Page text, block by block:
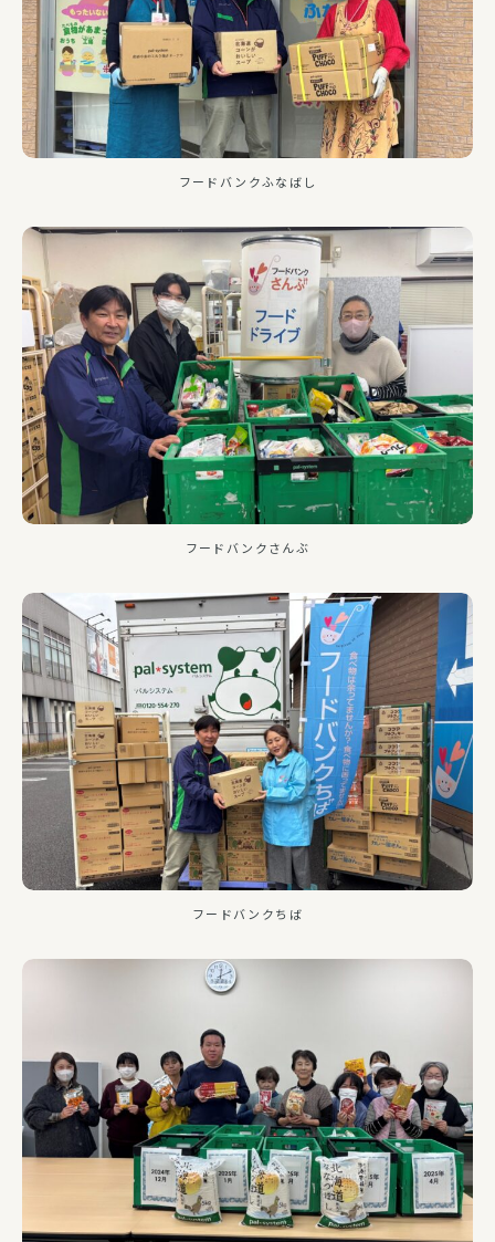
フードバンクふなばし
フードバンクさんぶ
フードバンクちば